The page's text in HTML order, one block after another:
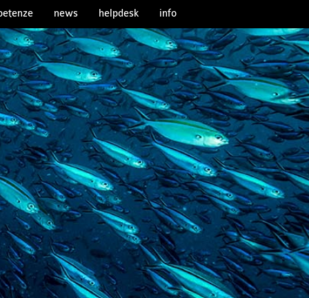
news helpdesk info